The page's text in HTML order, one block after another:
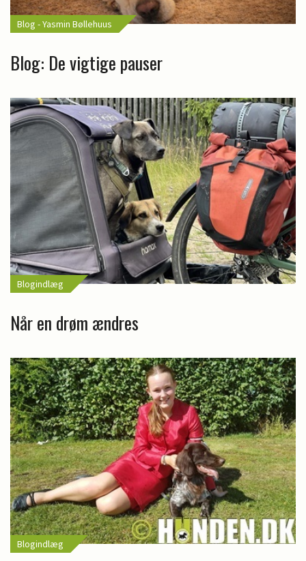
Blog - Yasmin Bøllehuus
Blog: De vigtige pauser
Blogindlæg
Når en drøm ændres
Blogindlæg